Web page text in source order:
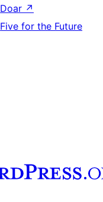
Doar ↗
Five for the Future